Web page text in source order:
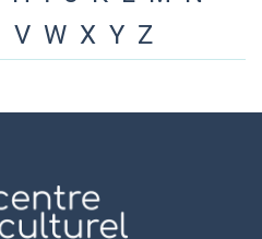
V W X Y Z